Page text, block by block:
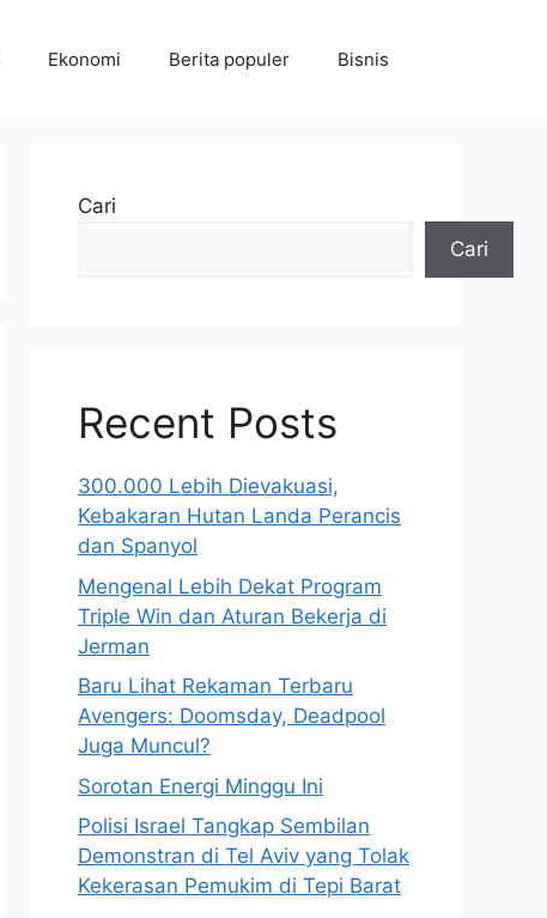
Ekonomi Berita populer Bisnis
Cari
Cari
Recent Posts
300.000 Lebih Dievakuasi,
Kebakaran Hutan Landa Perancis
dan Spanyol
Mengenal Lebih Dekat Program
Triple Win dan Aturan Bekerja di
Jerman
Baru Lihat Rekaman Terbaru
Avengers: Doomsday, Deadpool
Juga Muncul?
Sorotan Energi Minggu Ini
Polisi Israel Tangkap Sembilan
Demonstran di Tel Aviv yang Tolak
Kekerasan Pemukim di Tepi Barat